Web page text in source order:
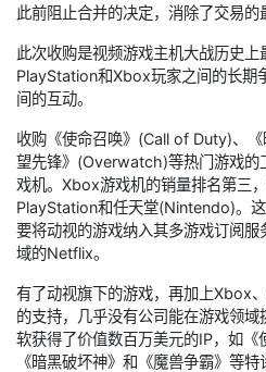
此前阻止合并的决定，消除了交易的
此次收购是视频游戏主机大战历史上
PlayStation和Xbox玩家之间的长期
间的互动。
收购《使命召唤》(Call of Duty)、
望先锋》(Overwatch)等热门游戏的
戏机。Xbox游戏机的销量排名第三
PlayStation和任天堂(Nintendo)。这
要将动视的游戏纳入其多游戏订阅
域的Netflix。
有了动视旗下的游戏，再加上Xbox
的支持，几乎没有公司能在游戏领
软获得了价值数百万美元的IP，如《
《暗黑破坏神》和《魔兽争霸》等